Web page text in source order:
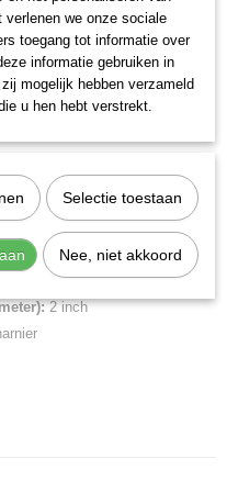
steeds weer een vaste grip
dankzij dubbele geleiding. Het
een gegarandeerde
voorkomt verwondingen.
bekleed
46 mm
50 mm
2 inch
verlenen we onze sociale
toegang tot informatie over
informatie gebruiken in
mogelijk hebben verzameld
u hen hebt verstrekt.
Selectie toestaan
Nee, niet akkoord